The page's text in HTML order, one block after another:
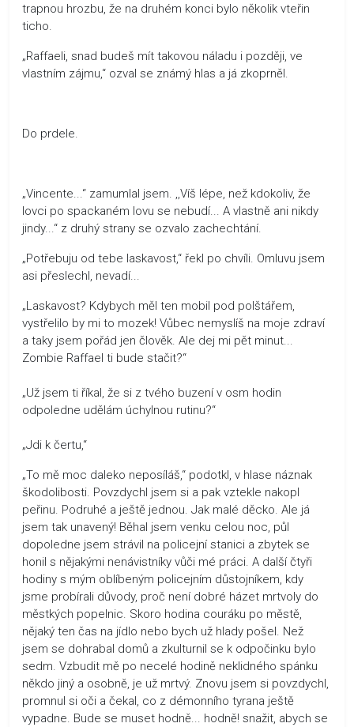
trapnou hrozbu, že na druhém konci bylo několik vteřin
ticho.
„Raffaeli, snad budeš mít takovou náladu i později, ve
vlastním zájmu,“ ozval se známý hlas a já zkoprněl.
Do prdele.
„Vincente...“ zamumlal jsem. ,,Víš lépe, než kdokoliv, že
lovci po spackaném lovu se nebudí... A vlastně ani nikdy
jindy...“ z druhý strany se ozvalo zachechtání.
„Potřebuju od tebe laskavost,“ řekl po chvíli. Omluvu jsem
asi přeslechl, nevadí...
„Laskavost? Kdybych měl ten mobil pod polštářem,
vystřelilo by mi to mozek! Vůbec nemyslíš na moje zdraví
a taky jsem pořád jen člověk. Ale dej mi pět minut...
Zombie Raffael ti bude stačit?“
„Už jsem ti říkal, že si z tvého buzení v osm hodin
odpoledne udělám úchylnou rutinu?“
„Jdi k čertu,“
„To mě moc daleko neposíláš,“ podotkl, v hlase náznak
škodolibosti. Povzdychl jsem si a pak vztekle nakopl
peřinu. Podruhé a ještě jednou. Jak malé děcko. Ale já
jsem tak unavený! Běhal jsem venku celou noc, půl
dopoledne jsem strávil na policejní stanici a zbytek se
honil s nějakými nenávistníky vůči mé práci. A další čtyři
hodiny s mým oblíbeným policejním důstojníkem, kdy
jsme probírali důvody, proč není dobré házet mrtvoly do
městkých popelnic. Skoro hodina couráku po městě,
nějaký ten čas na jídlo nebo bych už hlady pošel. Než
jsem se dohrabal domů a zkulturnil se k odpočinku bylo
sedm. Vzbudit mě po necelé hodině neklidného spánku
někdo jiný a osobně, je už mrtvý. Znovu jsem si povzdychl,
promnul si oči a čekal, co z démonního tyrana ještě
vypadne. Bude se muset hodně... hodně! snažit, abych se